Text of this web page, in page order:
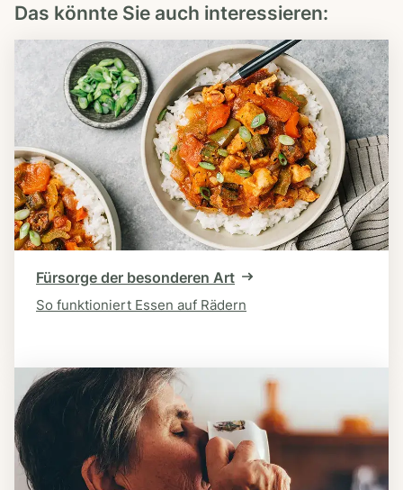
Das könnte Sie auch interessieren:
Fürsorge der besonderen Art
So funktioniert Essen auf Rädern